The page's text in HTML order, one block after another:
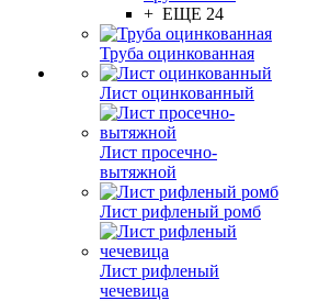
+ ЕЩЕ 24
Труба оцинкованная
Лист оцинкованный
Лист просечно-
вытяжной
Лист рифленый ромб
Лист рифленый
чечевица